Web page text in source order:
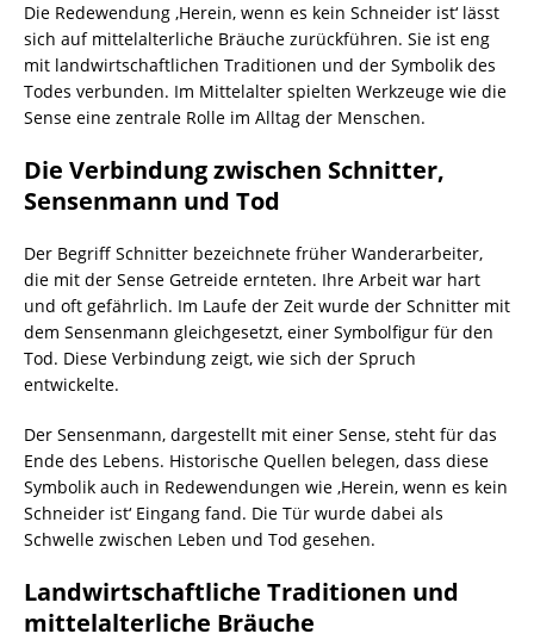
Die Redewendung ‚Herein, wenn es kein Schneider ist‘ lässt
sich auf mittelalterliche Bräuche zurückführen. Sie ist eng
mit landwirtschaftlichen Traditionen und der Symbolik des
Todes verbunden. Im Mittelalter spielten Werkzeuge wie die
Sense eine zentrale Rolle im Alltag der Menschen.
Die Verbindung zwischen Schnitter,
Sensenmann und Tod
Der Begriff Schnitter bezeichnete früher Wanderarbeiter,
die mit der Sense Getreide ernteten. Ihre Arbeit war hart
und oft gefährlich. Im Laufe der Zeit wurde der Schnitter mit
dem Sensenmann gleichgesetzt, einer Symbolfigur für den
Tod. Diese Verbindung zeigt, wie sich der Spruch
entwickelte.
Der Sensenmann, dargestellt mit einer Sense, steht für das
Ende des Lebens. Historische Quellen belegen, dass diese
Symbolik auch in Redewendungen wie ‚Herein, wenn es kein
Schneider ist‘ Eingang fand. Die Tür wurde dabei als
Schwelle zwischen Leben und Tod gesehen.
Landwirtschaftliche Traditionen und
mittelalterliche Bräuche